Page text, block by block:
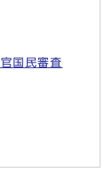
国民審査